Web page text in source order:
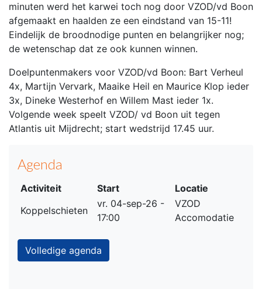
minuten werd het karwei toch nog door VZOD/vd Boon
afgemaakt en haalden ze een eindstand van 15-11!
Eindelijk de broodnodige punten en belangrijker nog;
de wetenschap dat ze ook kunnen winnen.
Doelpuntenmakers voor VZOD/vd Boon: Bart Verheul
4x, Martijn Vervark, Maaike Heil en Maurice Klop ieder
3x, Dineke Westerhof en Willem Mast ieder 1x.
Volgende week speelt VZOD/ vd Boon uit tegen
Atlantis uit Mijdrecht; start wedstrijd 17.45 uur.
Agenda
Activiteit Start
Locatie
Koppelschieten
vr. 04-sep-26 -
17:00
VZOD
Accomodatie
Volledige agenda